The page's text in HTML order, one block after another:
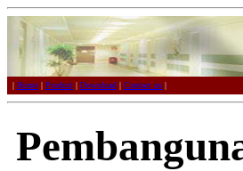
| Home | Product | Download | Contact us |